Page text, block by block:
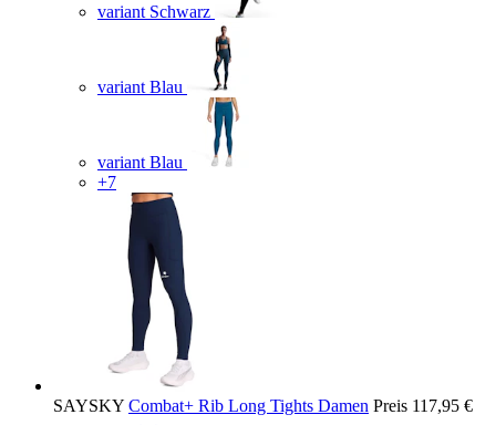
variant Schwarz
variant Blau
variant Blau
+7
SAYSKY Combat+ Rib Long Tights Damen Preis 117,95 €